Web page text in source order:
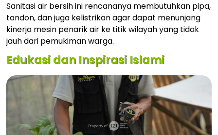
Sanitasi air bersih ini rencananya membutuhkan pipa,
tandon, dan juga kelistrikan agar dapat menunjang
kinerja mesin penarik air ke titik wilayah yang tidak
jauh dari pemukiman warga.
Edukasi dan Inspirasi Islami